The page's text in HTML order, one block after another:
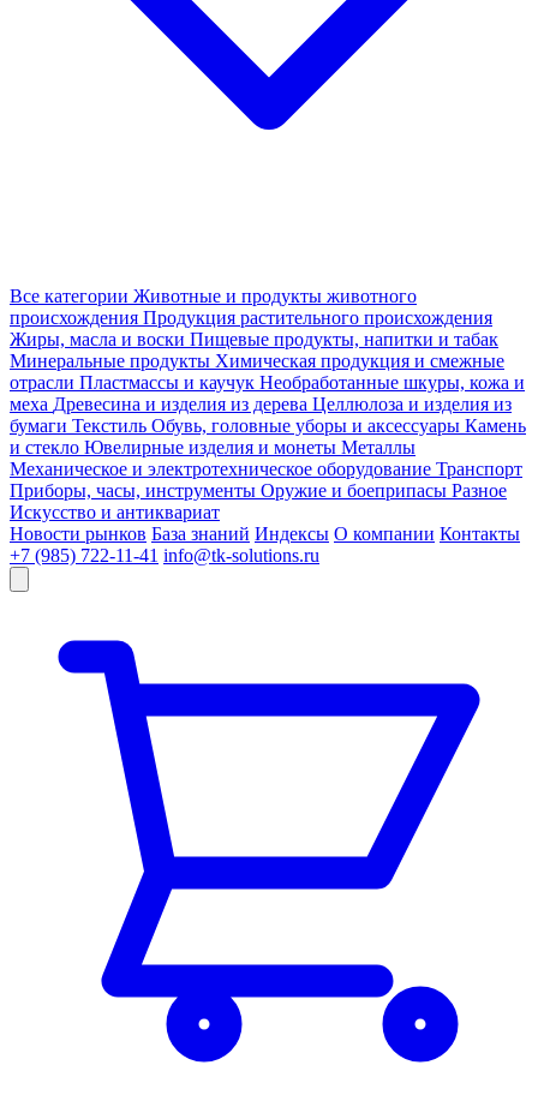
Все категории Животные и продукты животного
происхождения Продукция растительного происхождения
Жиры, масла и воски Пищевые продукты, напитки и табак
Минеральные продукты Химическая продукция и смежные
отрасли Пластмассы и каучук Необработанные шкуры, кожа и
меха Древесина и изделия из дерева Целлюлоза и изделия из
бумаги Текстиль Обувь, головные уборы и аксессуары Камень
и стекло Ювелирные изделия и монеты Металлы
Механическое и электротехническое оборудование Транспорт
Приборы, часы, инструменты Оружие и боеприпасы Разное
Искусство и антиквариат
Новости рынков База знаний Индексы О компании Контакты
+7 (985) 722-11-41 info@tk-solutions.ru